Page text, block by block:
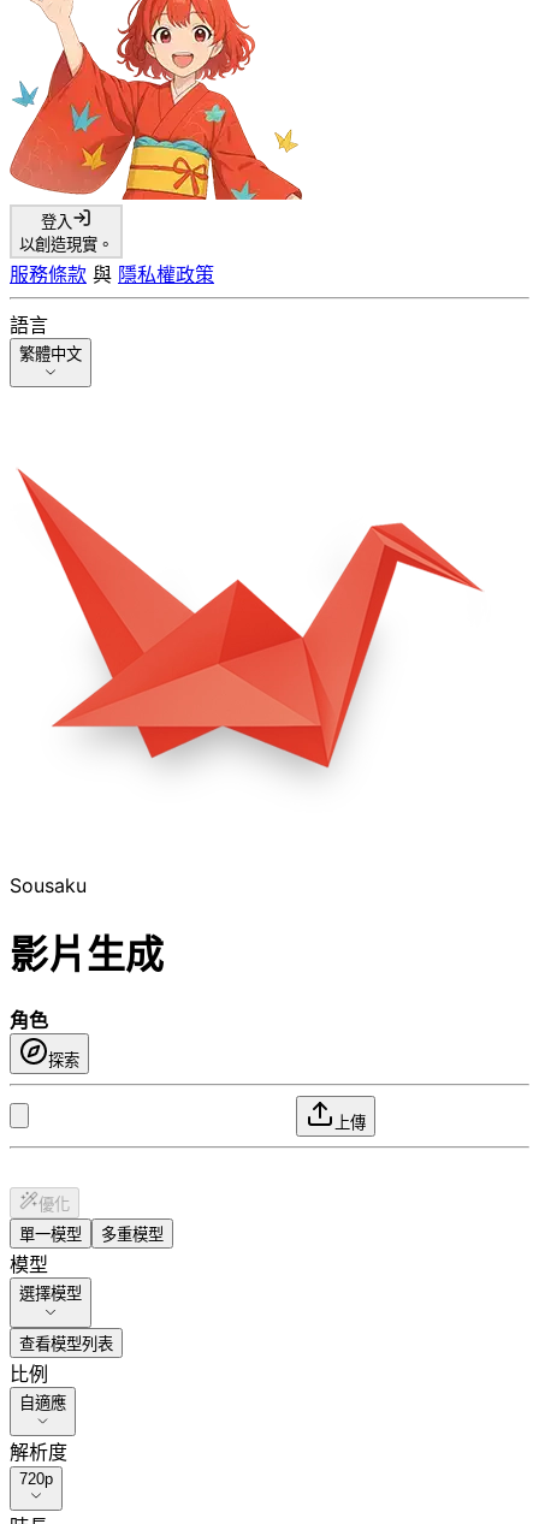
登入
以創造現實。
服務條款 與 隱私權政策
語言
繁體中文
Sousaku
影片生成
角色
探索
上傳
優化
單一模型
多重模型
模型
選擇模型
查看模型列表
比例
自適應
解析度
720p